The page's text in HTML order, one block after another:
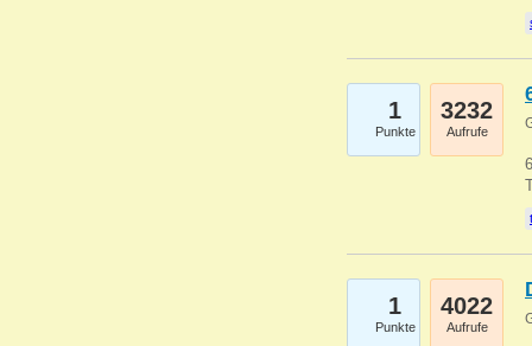
1
Punkte
3232
Aufrufe
1
Punkte
4022
Aufrufe